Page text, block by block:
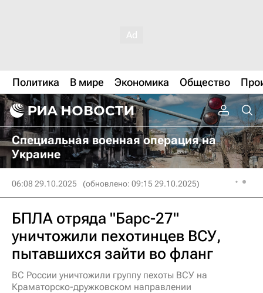
Политика В мире Экономика Общество
Специальная военная операция на
Украине
06:08 29.10.2025 (обновлено: 09:15 29.10.2025)
БПЛА отряда "Барс-27"
уничтожили пехотинцев ВСУ,
пытавшихся зайти во фланг
ВС России уничтожили группу пехоты ВСУ на
Краматорско-дружковском направлении